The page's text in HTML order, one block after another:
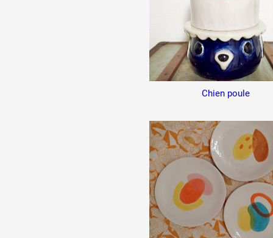
Chien poule